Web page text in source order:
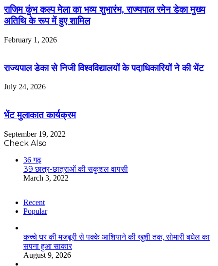
राजिम कुंभ कल्प मेला का भव्य शुभारंभ, राज्यपाल रमेन डेका मुख्य
अतिथि के रूप में हुए शामिल
February 1, 2026
राज्यपाल डेका से निजी विश्वविद्यालयों के पदाधिकारियों ने की भेंट
July 24, 2026
भेंट मुलाकात कार्यक्रम
September 19, 2022
Check Also
36 गढ़
39 छात्र-छात्राओं की सकुशल वापसी
March 3, 2022
Recent
Popular
कच्चे घर की मजबूरी से पक्के आशियाने की खुशी तक, सोमारी बघेल का
सपना हुआ साकार
August 9, 2026